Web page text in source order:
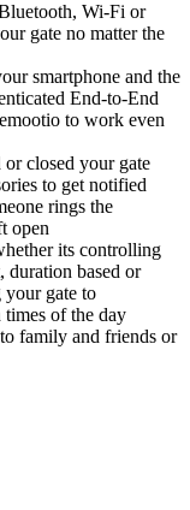
Wi-Fi or
gate no matter the
smartphone and the
End-to-End
to work even
closed your gate
to get notified
rings the
open
its controlling
duration based or
gate to
times of the day
family and friends or